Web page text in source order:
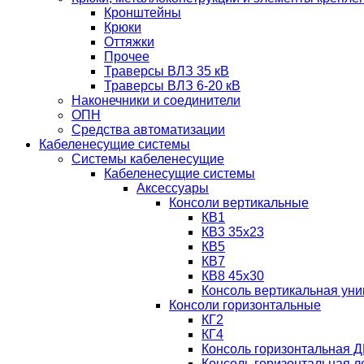
Кронштейны
Крюки
Оттяжки
Прочее
Траверсы ВЛЗ 35 кВ
Траверсы ВЛЗ 6-20 кВ
Наконечники и соединители
ОПН
Средства автоматизации
Кабеленесущие системы
Системы кабеленесущие
Кабеленесущие системы
Аксессуары
Консоли вертикальные
КВ1
КВ3 35х23
КВ5
КВ7
КВ8 45х30
Консоль вертикальная
Консоли горизонтальные
КГ2
КГ4
Консоль горизонтальная